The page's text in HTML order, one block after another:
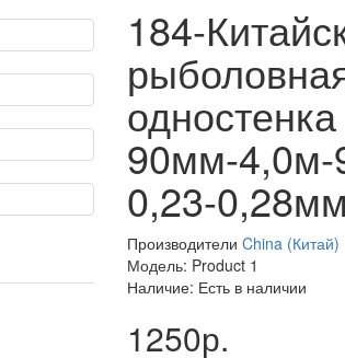
184-
одностенка
90мм-4,0м-
0,23-0,28мм
Производители China (Китай)
Модель: Product 1
Наличие: Есть в наличии
1250р.